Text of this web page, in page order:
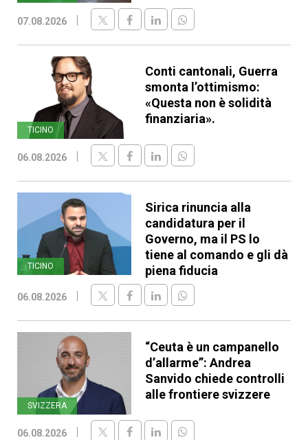
07.08.2026
TICINO
Conti cantonali, Guerra
smonta l’ottimismo:
«Questa non è solidità
finanziaria».
06.08.2026
TICINO
Sirica rinuncia alla
candidatura per il
Governo, ma il PS lo
tiene al comando e gli dà
piena fiducia
06.08.2026
SVIZZERA
“Ceuta è un campanello
d’allarme”: Andrea
Sanvido chiede controlli
alle frontiere svizzere
06.08.2026